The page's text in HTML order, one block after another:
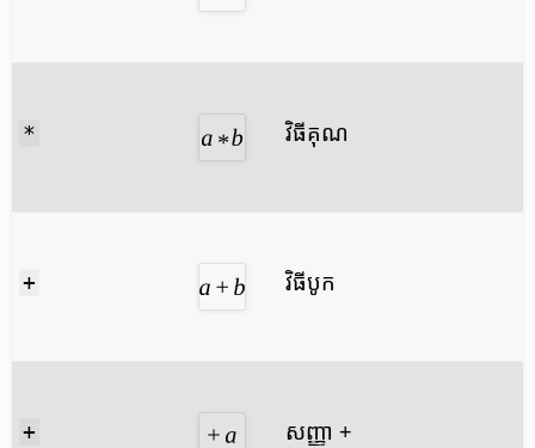
* វិធី​គុណ
+ វិធី​បូក
+ សញ្ញា +